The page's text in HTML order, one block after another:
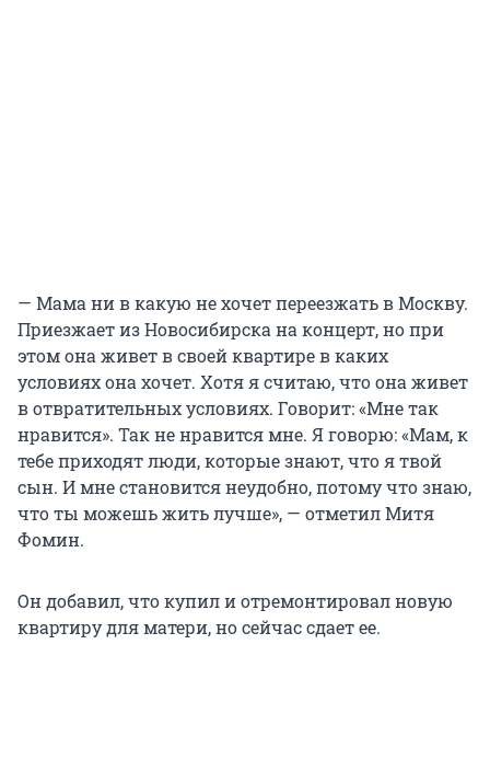
— Мама ни в какую не хочет переезжать в Москву.
Приезжает из Новосибирска на концерт, но при
этом она живет в своей квартире в каких
условиях она хочет. Хотя я считаю, что она живет
в отвратительных условиях. Говорит: «Мне так
нравится». Так не нравится мне. Я говорю: «Мам, к
тебе приходят люди, которые знают, что я твой
сын. И мне становится неудобно, потому что знаю,
что ты можешь жить лучше», — отметил Митя
Фомин.
Он добавил, что купил и отремонтировал новую
квартиру для матери, но сейчас сдает ее.